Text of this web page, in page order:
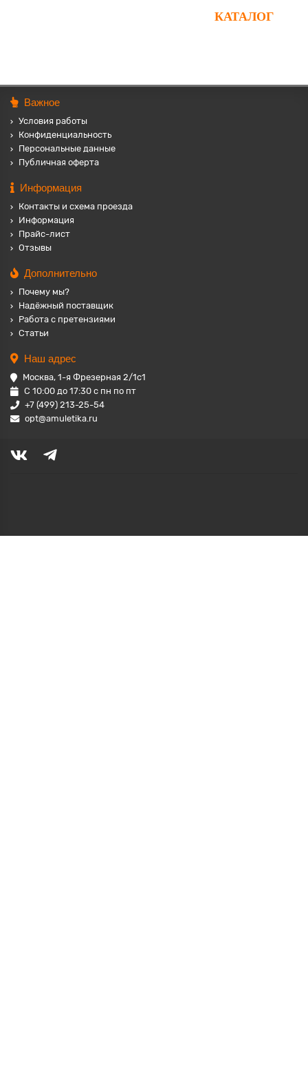
КАТАЛОГ
Важное
Условия работы
Конфиденциальность
Персональные данные
Публичная оферта
Информация
Контакты и схема проезда
Информация
Прайс-лист
Отзывы
Дополнительно
Почему мы?
Надёжный поставщик
Работа с претензиями
Статьи
Наш адрес
Москва, 1-я Фрезерная 2/1с1
С 10:00 до 17:30 с пн по пт
+7 (499) 213-25-54
opt@amuletika.ru